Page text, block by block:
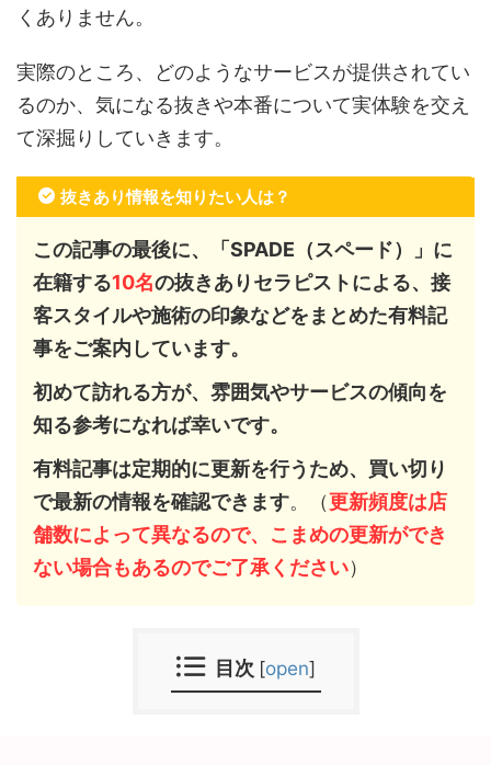
くありません。
実際のところ、どのようなサービスが提供されてい
るのか、気になる抜きや本番について実体験を交え
て深掘りしていきます。
抜きあり情報を知りたい人は？
この記事の最後に、「SPADE（スペード）」に
在籍する10名の抜きありセラピストによる、接
客スタイルや施術の印象などをまとめた有料記
事をご案内しています。
初めて訪れる方が、雰囲気やサービスの傾向を
知る参考になれば幸いです。
有料記事は定期的に更新を行うため、買い切り
で最新の情報を確認できます。（更新頻度は店
舗数によって異なるので、こまめの更新ができ
ない場合もあるのでご了承ください）
目次 [open]